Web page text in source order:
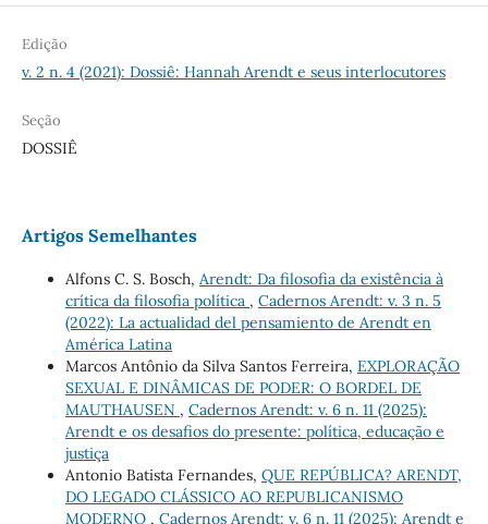
Edição
v. 2 n. 4 (2021): Dossiê: Hannah Arendt e seus interlocutores
Seção
DOSSIÊ
Artigos Semelhantes
Alfons C. S. Bosch, Arendt: Da filosofia da existência à
crítica da filosofia política , Cadernos Arendt: v. 3 n. 5
(2022): La actualidad del pensamiento de Arendt en
América Latina
Marcos Antônio da Silva Santos Ferreira, EXPLORAÇÃO
SEXUAL E DINÂMICAS DE PODER: O BORDEL DE
MAUTHAUSEN , Cadernos Arendt: v. 6 n. 11 (2025):
Arendt e os desafios do presente: política, educação e
justiça
Antonio Batista Fernandes, QUE REPÚBLICA? ARENDT,
DO LEGADO CLÁSSICO AO REPUBLICANISMO
MODERNO , Cadernos Arendt: v. 6 n. 11 (2025): Arendt e